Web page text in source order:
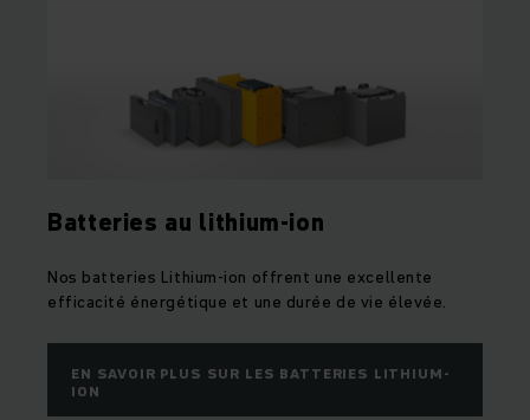
Batteries au lithium-ion
Nos batteries Lithium-ion offrent une excellente
efficacité énergétique et une durée de vie élevée.
EN SAVOIR PLUS SUR LES BATTERIES LITHIUM-
ION